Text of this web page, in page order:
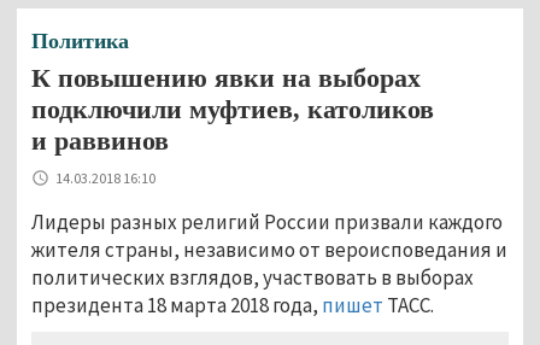
Политика
К повышению явки на выборах
подключили муфтиев, католиков
и раввинов
14.03.2018 16:10
Лидеры разных религий России призвали каждого
жителя страны, независимо от вероисповедания и
политических взглядов, участвовать в выборах
президента 18 марта 2018 года, пишет ТАСС.